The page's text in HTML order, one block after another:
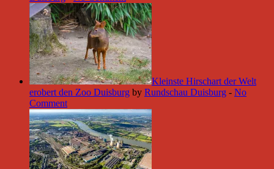
Kleinste Hirschart der Welt
erobert den Zoo Duisburg by Rundschau Duisburg - No
Comment